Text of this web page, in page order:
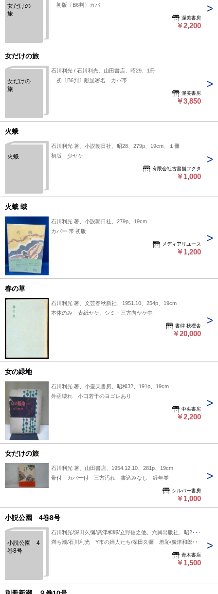
女だけの
旅
初版〔B6判〕カバ
渥美書房
￥2,200
女だけの旅
女だけの
旅
石川利光 / 石川利光、山田書店、昭29、1冊
初〔B6判〕献呈署名 カバ帯
渥美書房
￥3,850
火蛾
火蛾
石川利光 著、小説朝日社、昭28、279p、19cm、１冊
初版 少ヤケ
有限会社古書舗フクタ
￥1,000
火蛾 蛾
石川利光 著、小説朝日社、279p、19cm
カバー 帯 初版
メディアリユース
￥1,200
春の草
石川利光 著、文芸春秋新社、1951.10、254p、19cm
本体のみ 表紙ヤケ、シミ・三方向ヤケ中
書肆 秋櫻舎
￥20,000
女の緑地
石川利光 著、小壷天書房、昭和32、191p、19cm
外函壊れ 小口若干のヨゴレあり
中央書房
￥2,200
女だけの旅
石川利光 著、山田書店、1954.12.10、281p、19cm
帯付 カバー付 三方汚れ 書込みなし 経年並
シルバー書房
￥1,000
小説公園 4巻8号
小説公園 4
巻8号
石川利光/深田久彌/廣津和郎/立野信之他、六興出版社、昭28/8
満ち潮/石川利光 Y市の婦人たち/深田久彌 羞恥/廣津和郎他
青木書店
￥1,500